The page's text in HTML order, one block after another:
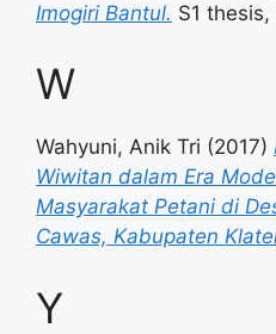
Imogiri Bantul. S1 thesis,
W
Wahyuni, Anik Tri (2017)
Wiwitan dalam Era
Masyarakat Petani di
Cawas, Kabupaten
Y